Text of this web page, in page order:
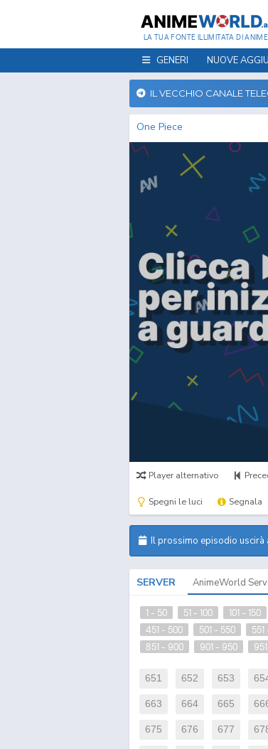
LA TUA FONTE ILLIMITATA DI ANIME
GENERI NUOVE
IL VECCHIO CANALE
One Piece
Player alternativo
Spegni le luci Segnala
Il prossimo episodio uscirà
SERVER AnimeWorld
1 - 50 51 - 100 101 - 150
451 - 500
501 - 550
851 - 900
901 - 950
651 652 653
663 664 665
675 676 677